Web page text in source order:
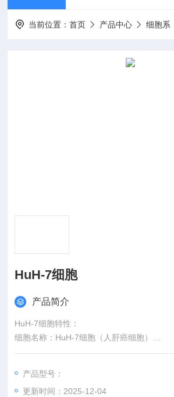
当前位置：首页 产品中心 细胞系
HuH-7细胞
产品简介
HuH-7细胞特性：
细胞名称：HuH-7细胞（人肝癌细胞）
形态：上皮型，贴壁生长
污染：支原体、细菌、酵母和真菌检测为阴性
规格：T25瓶或者1mL冻存管包装
产品型号：
更新时间：2025-12-04